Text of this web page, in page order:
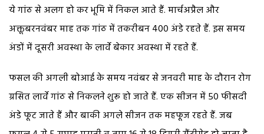
ये गांठ से अलग हो कर भूमि में निकल आते हैं. मार्चअप्रैल और
अक्तूबरनवंबर माह तक गांठ में तकरीबन 400 अंडे रहते हैं. इस समय
अंडों में दूसरी अवस्था के लार्वे बेकार अवस्था में रहते हैं.
फसल की अगली बोआई के समय नवंबर से जनवरी माह के दौरान रोग
ग्रसित लार्वे गांठ से निकलने शुरू हो जाते हैं. एक सीजन में 50 फीसदी
अंडे फूट जाते हैं और बाकी अगले सीजन तक महफूज रहते हैं. जब